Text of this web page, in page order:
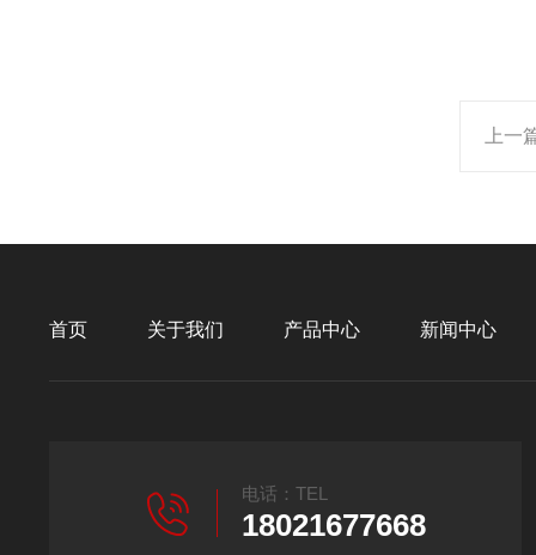
上一
首页 关于我们 产品中心 新闻中心
电话：TEL
18021677668